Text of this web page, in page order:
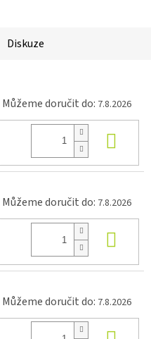
Diskuze
Můžeme doručit do: 7.8.2026
Můžeme doručit do: 7.8.2026
Můžeme doručit do: 7.8.2026